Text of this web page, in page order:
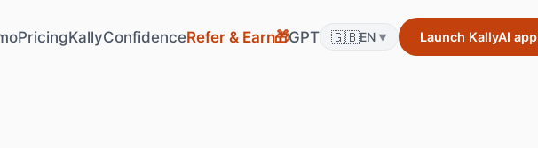
PricingKallyConfidenceRefer & Earn🎁GPT 🇬🇧EN ▼ Launch KallyAI app